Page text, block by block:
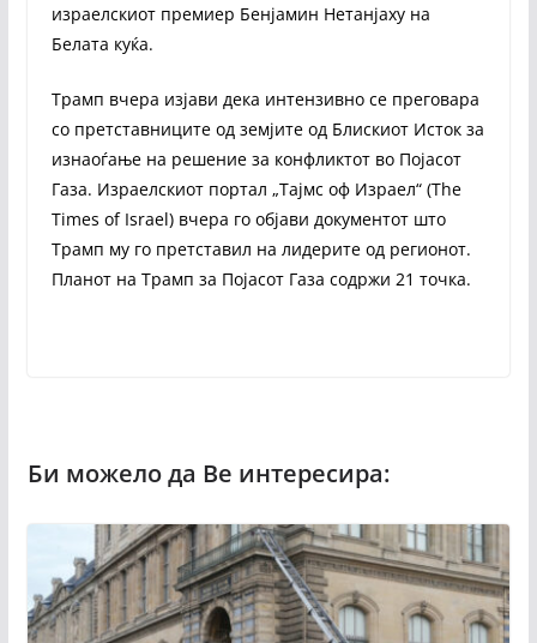
израелскиот премиер Бенјамин Нетанјаху на
Белата куќа.
Трамп вчера изјави дека интензивно се преговара
со претставниците од земјите од Блискиот Исток за
изнаоѓање на решение за конфликтот во Појасот
Газа. Израелскиот портал „Тајмс оф Израел“ (The
Times of Israel) вчера го објави документот што
Трамп му го претставил на лидерите од регионот.
Планот на Трамп за Појасот Газа содржи 21 точка.